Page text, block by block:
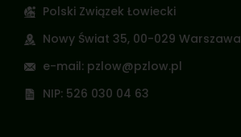
Polski Związek Łowiecki
Nowy Świat 35, 00-029 Warszawa
e-mail: pzlow@pzlow.pl
NIP: 526 030 04 63